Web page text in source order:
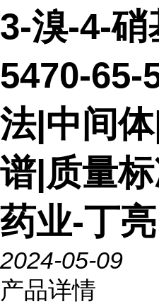
3-溴-4-硝
5470-65-
法|中间
谱|质量
药业-丁亮
2024-05-09
产品详情